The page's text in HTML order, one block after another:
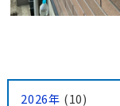
2026年 (10)